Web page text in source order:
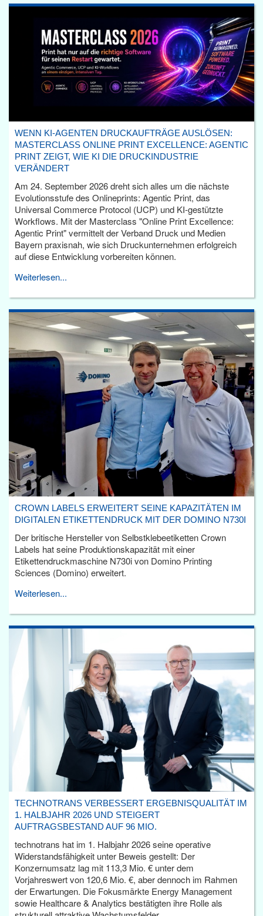
WENN KI-AGENTEN DRUCKAUFTRÄGE AUSLÖSEN:
MASTERCLASS ONLINE PRINT EXCELLENCE: AGENTIC
PRINT ZEIGT, WIE KI DIE DRUCKINDUSTRIE
VERÄNDERT
Am 24. September 2026 dreht sich alles um die nächste
Evolutionsstufe des Onlineprints: Agentic Print, das
Universal Commerce Protocol (UCP) und KI-gestützte
Workflows. Mit der Masterclass "Online Print Excellence:
Agentic Print" vermittelt der Verband Druck und Medien
Bayern praxisnah, wie sich Druckunternehmen erfolgreich
auf diese Entwicklung vorbereiten können.
Weiterlesen...
CROWN LABELS ERWEITERT SEINE KAPAZITÄTEN IM
DIGITALEN ETIKETTENDRUCK MIT DER DOMINO N730I
Der britische Hersteller von Selbstklebeetiketten Crown
Labels hat seine Produktionskapazität mit einer
Etikettendruckmaschine N730i von Domino Printing
Sciences (Domino) erweitert.
Weiterlesen...
TECHNOTRANS VERBESSERT ERGEBNISQUALITÄT IM
1. HALBJAHR 2026 UND STEIGERT
AUFTRAGSBESTAND AUF 96 MIO.
technotrans hat im 1. Halbjahr 2026 seine operative
Widerstandsfähigkeit unter Beweis gestellt: Der
Konzernumsatz lag mit 113,3 Mio. € unter dem
Vorjahreswert von 120,6 Mio. €, aber dennoch im Rahmen
der Erwartungen. Die Fokusmärkte Energy Management
sowie Healthcare & Analytics bestätigten ihre Rolle als